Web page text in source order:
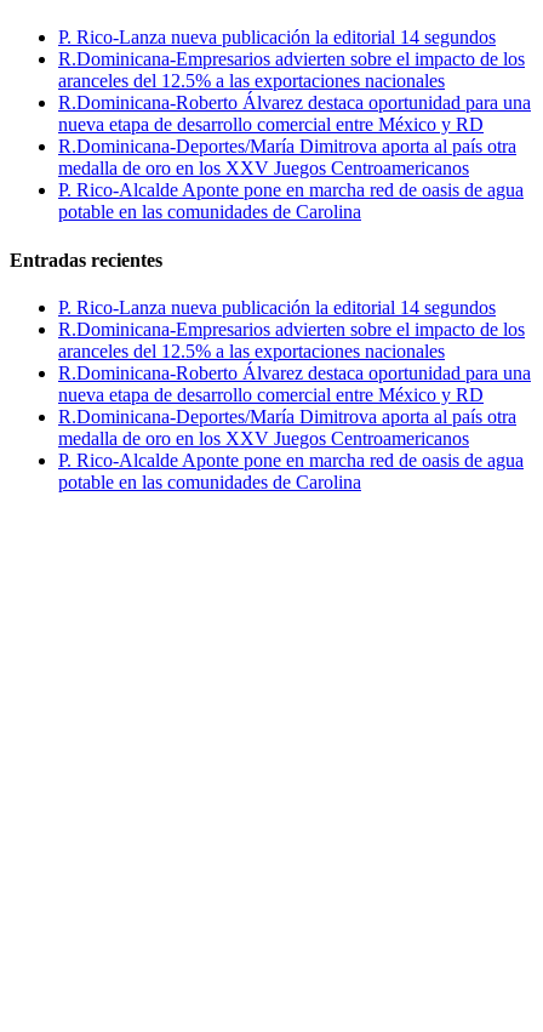
P. Rico-Lanza nueva publicación la editorial 14 segundos
R.Dominicana-Empresarios advierten sobre el impacto de los
aranceles del 12.5% a las exportaciones nacionales
R.Dominicana-Roberto Álvarez destaca oportunidad para una
nueva etapa de desarrollo comercial entre México y RD
R.Dominicana-Deportes/María Dimitrova aporta al país otra
medalla de oro en los XXV Juegos Centroamericanos
P. Rico-Alcalde Aponte pone en marcha red de oasis de agua
potable en las comunidades de Carolina
Entradas recientes
P. Rico-Lanza nueva publicación la editorial 14 segundos
R.Dominicana-Empresarios advierten sobre el impacto de los
aranceles del 12.5% a las exportaciones nacionales
R.Dominicana-Roberto Álvarez destaca oportunidad para una
nueva etapa de desarrollo comercial entre México y RD
R.Dominicana-Deportes/María Dimitrova aporta al país otra
medalla de oro en los XXV Juegos Centroamericanos
P. Rico-Alcalde Aponte pone en marcha red de oasis de agua
potable en las comunidades de Carolina